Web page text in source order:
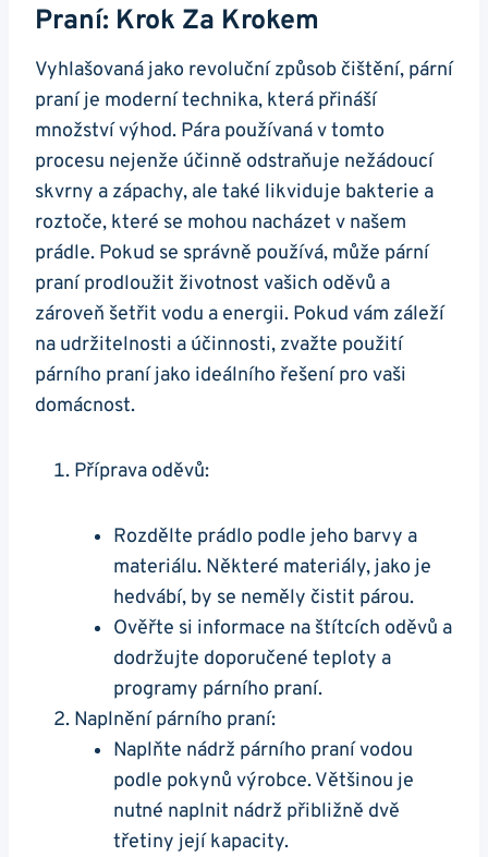
Praní:‍ Krok Za Krokem
Vyhlašovaná jako revoluční způsob čištění, pární
praní je moderní technika, která přináší‌
množství výhod. Pára používaná v tomto
procesu nejenže účinně odstraňuje nežádoucí
skvrny a zápachy,⁣ ale také⁢ likviduje bakterie ⁢a
roztoče, které se mohou nacházet v našem
prádle.​ Pokud se správně používá, ⁢může pární
praní ⁤prodloužit životnost⁤ vašich oděvů⁤ a
zároveň šetřit vodu a energii. Pokud vám ‍záleží
⁢na udržitelnosti ⁢a účinnosti,‍ zvažte použití
párního praní jako ideálního řešení pro vaši
domácnost.
Příprava oděvů:
Rozdělte prádlo podle jeho barvy a
materiálu. Některé ⁢materiály, jako je
hedvábí, by se neměly čistit párou.
Ověřte si informace na štítcích oděvů ‌a
dodržujte doporučené teploty ‌a
⁣programy párního praní.
Naplnění párního ⁣praní:
Naplňte nádrž párního praní vodou
podle pokynů výrobce. ⁣Většinou je
nutné naplnit nádrž přibližně dvě
třetiny její kapacity.